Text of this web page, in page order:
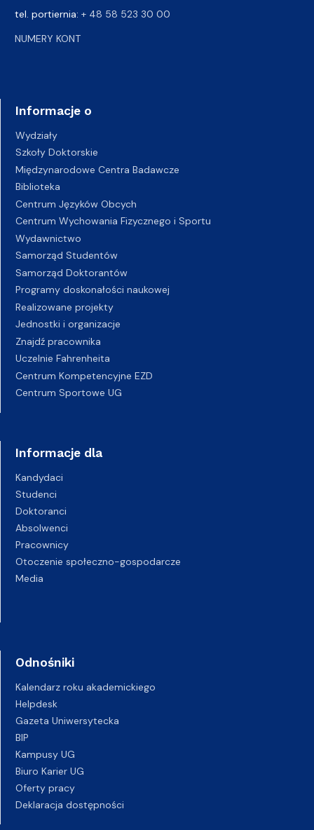
tel. portiernia: + 48 58 523 30 00
NUMERY KONT
Informacje o
Wydziały
Szkoły Doktorskie
Międzynarodowe Centra Badawcze
Biblioteka
Centrum Języków Obcych
Centrum Wychowania Fizycznego i Sportu
Wydawnictwo
Samorząd Studentów
Samorząd Doktorantów
Programy doskonałości naukowej
Realizowane projekty
Jednostki i organizacje
Znajdź pracownika
Uczelnie Fahrenheita
Centrum Kompetencyjne EZD
Centrum Sportowe UG
Informacje dla
Kandydaci
Studenci
Doktoranci
Absolwenci
Pracownicy
Otoczenie społeczno-gospodarcze
Media
Odnośniki
Kalendarz roku akademickiego
Helpdesk
Gazeta Uniwersytecka
BIP
Kampusy UG
Biuro Karier UG
Oferty pracy
Deklaracja dostępności